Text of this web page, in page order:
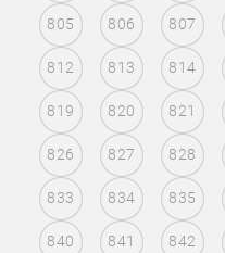
805 806 807
812 813 814
819 820 821
826 827 828
833 834 835
840 841 842